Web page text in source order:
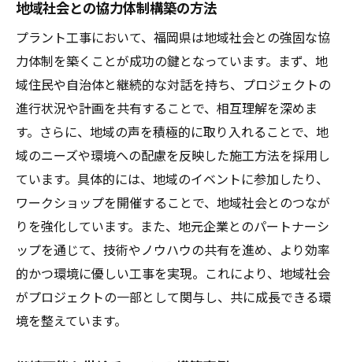
地域社会との協力体制構築の方法
プラント工事において、福岡県は地域社会との強固な協
力体制を築くことが成功の鍵となっています。まず、地
域住民や自治体と継続的な対話を持ち、プロジェクトの
進行状況や計画を共有することで、相互理解を深めま
す。さらに、地域の声を積極的に取り入れることで、地
域のニーズや環境への配慮を反映した施工方法を採用し
ています。具体的には、地域のイベントに参加したり、
ワークショップを開催することで、地域社会とのつなが
りを強化しています。また、地元企業とのパートナーシ
ップを通じて、技術やノウハウの共有を進め、より効率
的かつ環境に優しい工事を実現。これにより、地域社会
がプロジェクトの一部として関与し、共に成長できる環
境を整えています。